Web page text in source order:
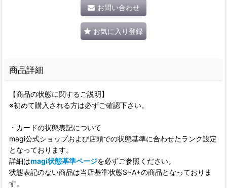
お問い合わせ
お気に入り登録
商品詳細
【商品の状態に関するご説明】
※初めて購入される方は必ずご確認下さい。
・カードの状態表記について
magi公式ショップおよび店頭での状態基準に合わせたランク設定
となっております。
詳細はmagi状態基準ページを必ずご参照ください。
状態表記のない商品は当店基準状態S~A+の商品となっておりま
す。